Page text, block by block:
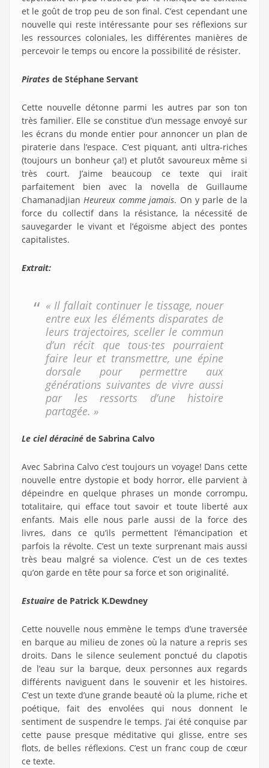
et le goût de trop peu de son final. C’est cependant une
nouvelle qui reste intéressante pour ses réflexions sur
les ressources coloniales, les différentes manières de
percevoir le temps ou encore la possibilité de résister.
Pirates de Stéphane Servant
Cette nouvelle détonne parmi les autres par son ton
très familier. Elle se constitue d’un message envoyé sur
les écrans du monde entier pour annoncer un plan de
piraterie dans l’espace. C’est piquant, anti ultra-riches
(toujours un bonheur ça!) et plutôt savoureux même si
très court. J’aime beaucoup ce texte qui irait
parfaitement bien avec la novella de Guillaume
ChamanadjianHeureux comme jamais. On y parle de la
force du collectif dans la résistance, la nécessité de
sauvegarder le vivant et l’égoïsme abject des pontes
capitalistes.
Extrait:
« Il fallait continuer le tissage, nouer
entre eux les éléments disparates de
leurs trajectoires, sceller le commun
d’un récit que tous·tes pourraient
faire leur et transmettre, une épine
dorsale pour permettre aux
générations suivantes de vivre aussi
par les ressorts d’une histoire
partagée. »
Le ciel déraciné de Sabrina Calvo
Avec Sabrina Calvo c’est toujours un voyage! Dans cette
nouvelle entre dystopie et body horror, elle parvient à
dépeindre en quelque phrases un monde corrompu,
totalitaire, qui efface tout savoir et toute liberté aux
enfants. Mais elle nous parle aussi de la force des
livres, dans ce qu’ils permettent l’émancipation et
parfois la révolte. C’est un texte surprenant mais aussi
très beau malgré sa violence. C’est un de ces textes
qu’on garde en tête pour sa force et son originalité.
Estuaire de Patrick K.Dewdney
Cette nouvelle nous emmène le temps d’une traversée
en barque au milieu de zones où la nature a repris ses
droits. Dans le silence seulement ponctué du clapotis
de l’eau sur la barque, deux personnes aux regards
différents naviguent dans le souvenir et les histoires.
C’est un texte d’une grande beauté où la plume, riche et
poétique, fait des envolées qui nous donnent le
sentiment de suspendre le temps. J’ai été conquise par
cette pause presque méditative qui glisse, entre ses
flots, de belles réflexions. C’est un franc coup de cœur
ce texte.